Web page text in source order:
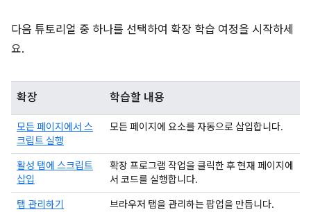
다음 튜토리얼 중 하나를 선택하여 확장 학습 여정을 시작하세
요.
확장 학습할 내용
모든 페이지에서 스
크립트 실행
모든 페이지에 요소를 자동으로 삽입합니다.
활성 탭에 스크립트
삽입
확장 프로그램 작업을 클릭한 후 현재 페이지에
서 코드를 실행합니다.
탭 관리하기
브라우저 탭을 관리하는 팝업을 만듭니다.